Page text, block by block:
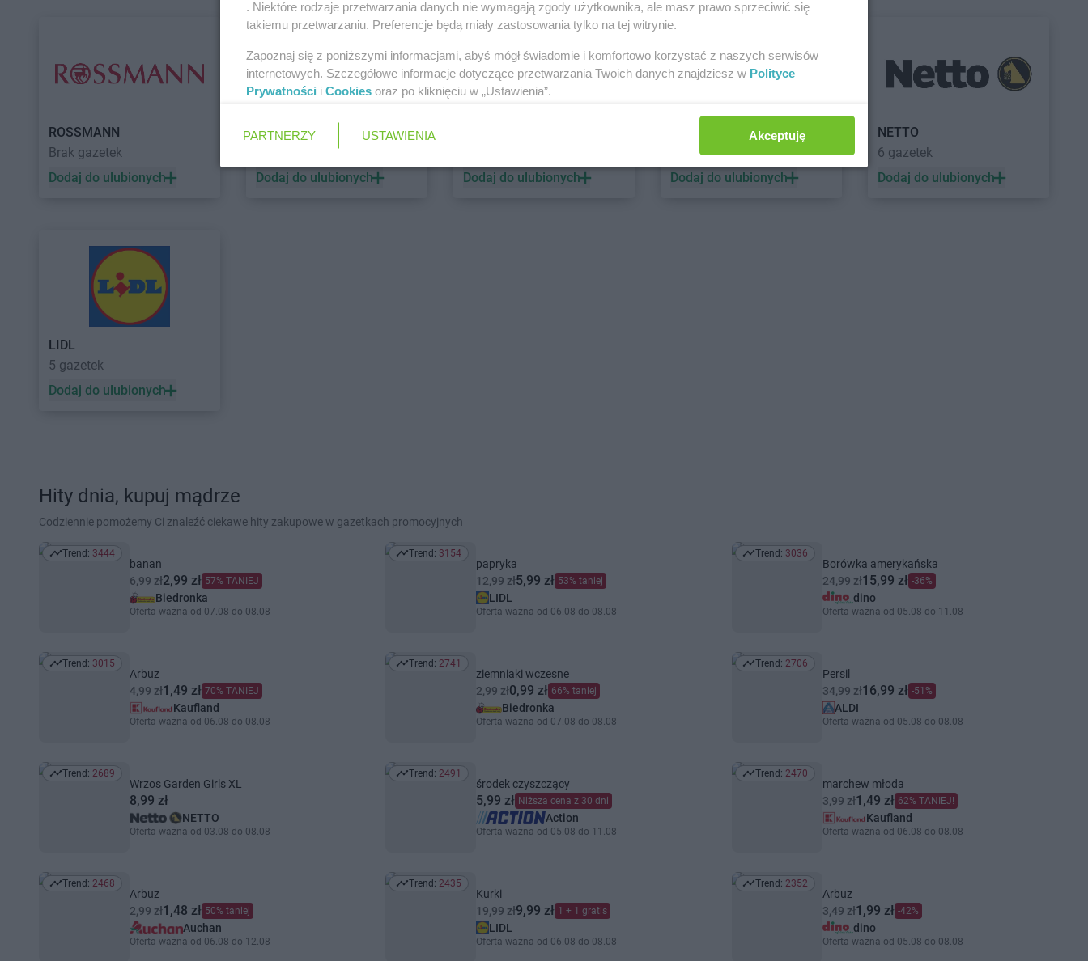
ROSSMANN
Brak gazetek
Dodaj do ulubionych
Auchan
Dodaj do ulubionych
Dodaj do ulubionych
12 gazetek
Dodaj do ulubionych
NETTO
6 gazetek
Dodaj do ulubionych
LIDL
5 gazetek
Dodaj do ulubionych
Hity dnia, kupuj mądrze
Codziennie pomożemy Ci znaleźć ciekawe hity zakupowe w gazetkach promocyjnych
Trend: 3444
Trend: 3444
banan
6,99 zł2,99 zł 57% TANIEJ
Biedronka
Oferta ważna od 07.08 do 08.08
Trend: 3154
Trend: 3154
papryka
12,99 zł5,99 zł 53% taniej
LIDL
Oferta ważna od 06.08 do 08.08
Trend: 3036
Trend: 3036
Borówka amerykańska
24,99 zł15,99 zł -36%
dino
Oferta ważna od 05.08 do 11.08
Trend: 3015
Trend: 3015
Arbuz
4,99 zł1,49 zł 70% TANIEJ
Kaufland
Oferta ważna od 06.08 do 08.08
Trend: 2741
Trend: 2741
ziemniaki wczesne
2,99 zł0,99 zł 66% taniej
Biedronka
Oferta ważna od 07.08 do 08.08
Trend: 2706
Trend: 2706
Persil
34,99 zł16,99 zł -51%
ALDI
Oferta ważna od 05.08 do 08.08
Trend: 2689
Trend: 2689
Wrzos Garden Girls XL
8,99 zł
NETTO
Oferta ważna od 03.08 do 08.08
Trend: 2491
Trend: 2491
środek czyszczący
5,99 zł Niższa cena z 30 dni
Action
Oferta ważna od 05.08 do 11.08
Trend: 2470
Trend: 2470
marchew młoda
3,99 zł1,49 zł 62% TANIEJ!
Kaufland
Oferta ważna od 06.08 do 08.08
Trend: 2468
Trend: 2468
Arbuz
2,99 zł1,48 zł 50% taniej
Auchan
Oferta ważna od 06.08 do 12.08
Trend: 2435
Trend: 2435
Kurki
19,99 zł9,99 zł 1 + 1 gratis
LIDL
Oferta ważna od 06.08 do 08.08
Trend: 2352
Trend: 2352
Arbuz
3,49 zł1,99 zł -42%
dino
Oferta ważna od 05.08 do 08.08
. Niektóre rodzaje przetwarzania danych nie wymagają zgody użytkownika, ale masz prawo sprzeciwić się
takiemu przetwarzaniu. Preferencje będą miały zastosowania tylko na tej witrynie.
Zapoznaj się z poniższymi informacjami, abyś mógł świadomie i komfortowo korzystać z naszych serwisów
internetowych. Szczegółowe informacje dotyczące przetwarzania Twoich danych znajdziesz w Polityce
Prywatności i Cookies oraz po kliknięciu w „Ustawienia”.
PARTNERZY USTAWIENIA Akceptuję